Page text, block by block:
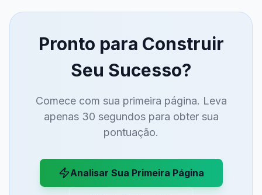
Pronto para Construir
Seu Sucesso?
Comece com sua primeira página. Leva
apenas 30 segundos para obter sua
pontuação.
Analisar Sua Primeira Página